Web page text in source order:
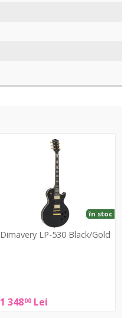
Dimavery LP-530 Black/Gold
1 34800 Lei
în stoc
Black/Gold